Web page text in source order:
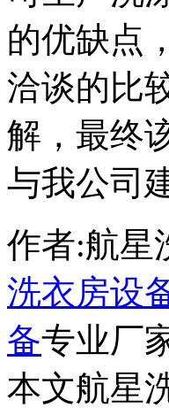
的优缺点
洽谈的比
解，最终
与我公司
作者:航星
洗衣房设
备专业厂
本文航星